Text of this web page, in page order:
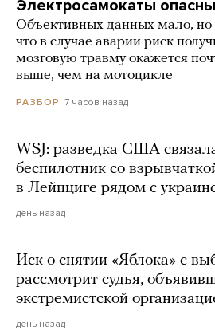
Электросамокаты
Объективных данных мало, но
что в случае аварии риск
мозговую травму окажется
выше, чем на мотоцикле
РАЗБОР 7 часов назад
WSJ: разведка США
беспилотник со
в Лейпциге рядом с
день назад
Иск о снятии «Яблока» с
рассмотрит судья,
экстремистской
день назад